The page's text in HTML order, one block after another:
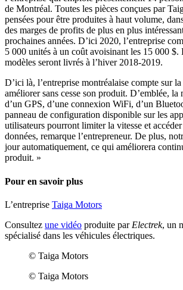
de Montréal. Toutes les pièces conçues par
pensées pour être produites à haut volume,
des marges de profits de plus en plus
prochaines années. D’ici 2020, l’entreprise
5 000 unités à un coût avoisinant les 15 000 $.
modèles seront livrés à l’hiver 2018-2019.
D’ici là, l’entreprise montréalaise compte sur
améliorer sans cesse son produit. D’emblée, la
d’un GPS, d’une connexion WiFi, d’un
panneau de configuration disponible sur les
utilisateurs pourront limiter la vitesse et
données, remarque l’entrepreneur. De plus,
jour automatiquement, ce qui améliorera
produit. »
Pour en savoir plus
L’entreprise Taiga Motors
Consultez une vidéo produite par Electrek, un
spécialisé dans les véhicules électriques.
© Taiga Motors
© Taiga Motors